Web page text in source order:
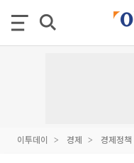
이투데이 경제 경제정책